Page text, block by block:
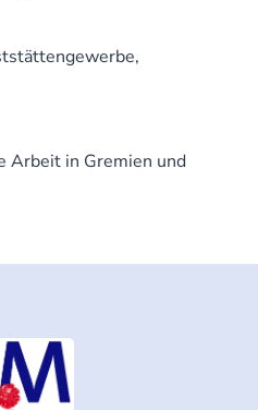
Arbeit in Gremien und